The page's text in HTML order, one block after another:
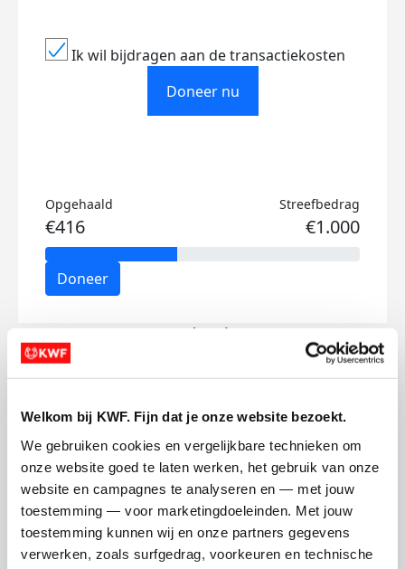
Welkom bij KWF. Fijn dat je onze website bezoekt.
We gebruiken cookies en vergelijkbare technieken om
onze website goed te laten werken, het gebruik van onze
website en campagnes te analyseren en — met jouw
toestemming — voor marketingdoeleinden. Met jouw
toestemming kunnen wij en onze partners gegevens
verwerken, zoals surfgedrag, voorkeuren en technische
Ik wil bijdragen aan de transactiekosten
Doneer nu
Opgehaald
€416
Streefbedrag
€1.000
Doneer
Lot's badges